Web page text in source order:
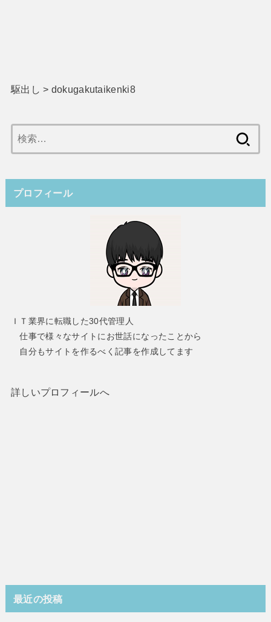
駆出し > dokugakutaikenki8
索:
プロフィール
ＩＴ業界に転職した30代管理人
仕事で様々なサイトにお世話になったことから
自分もサイトを作るべく記事を作成してます
詳しいプロフィールへ
最近の投稿